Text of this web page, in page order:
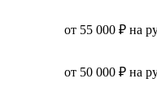
от 55 000 ₽ на
от 50 000 ₽ на